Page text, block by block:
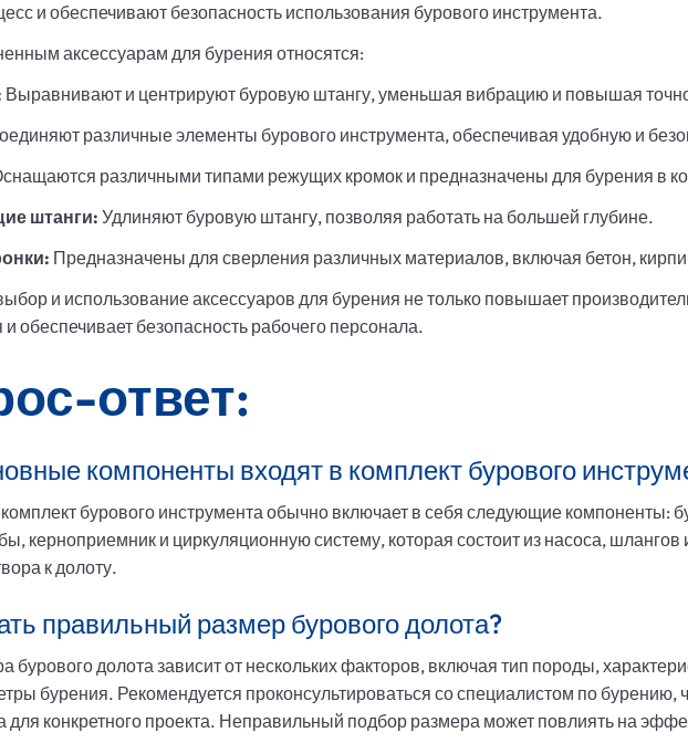
и обеспечивают безопасность использования бурового инструмента.
аксессуарам для бурения относятся:
Выравнивают и центрируют буровую штангу, уменьшая вибрацию и повышая
различные элементы бурового инструмента, обеспечивая удобную и
различными типами режущих кромок и предназначены для бурения в
штанги: Удлиняют буровую штангу, позволяя работать на большей глубине.
Предназначены для сверления различных материалов, включая бетон,
и использование аксессуаров для бурения не только повышает
обеспечивает безопасность рабочего персонала.
ответ:
компоненты входят в комплект бурового
бурового инструмента обычно включает в себя следующие компоненты:
керноприемник и циркуляционную систему, которая состоит из насоса, шлангов
к долоту.
правильный размер бурового долота?
бурового долота зависит от нескольких факторов, включая тип породы,
бурения. Рекомендуется проконсультироваться со специалистом по
для конкретного проекта. Неправильный подбор размера может повлиять на